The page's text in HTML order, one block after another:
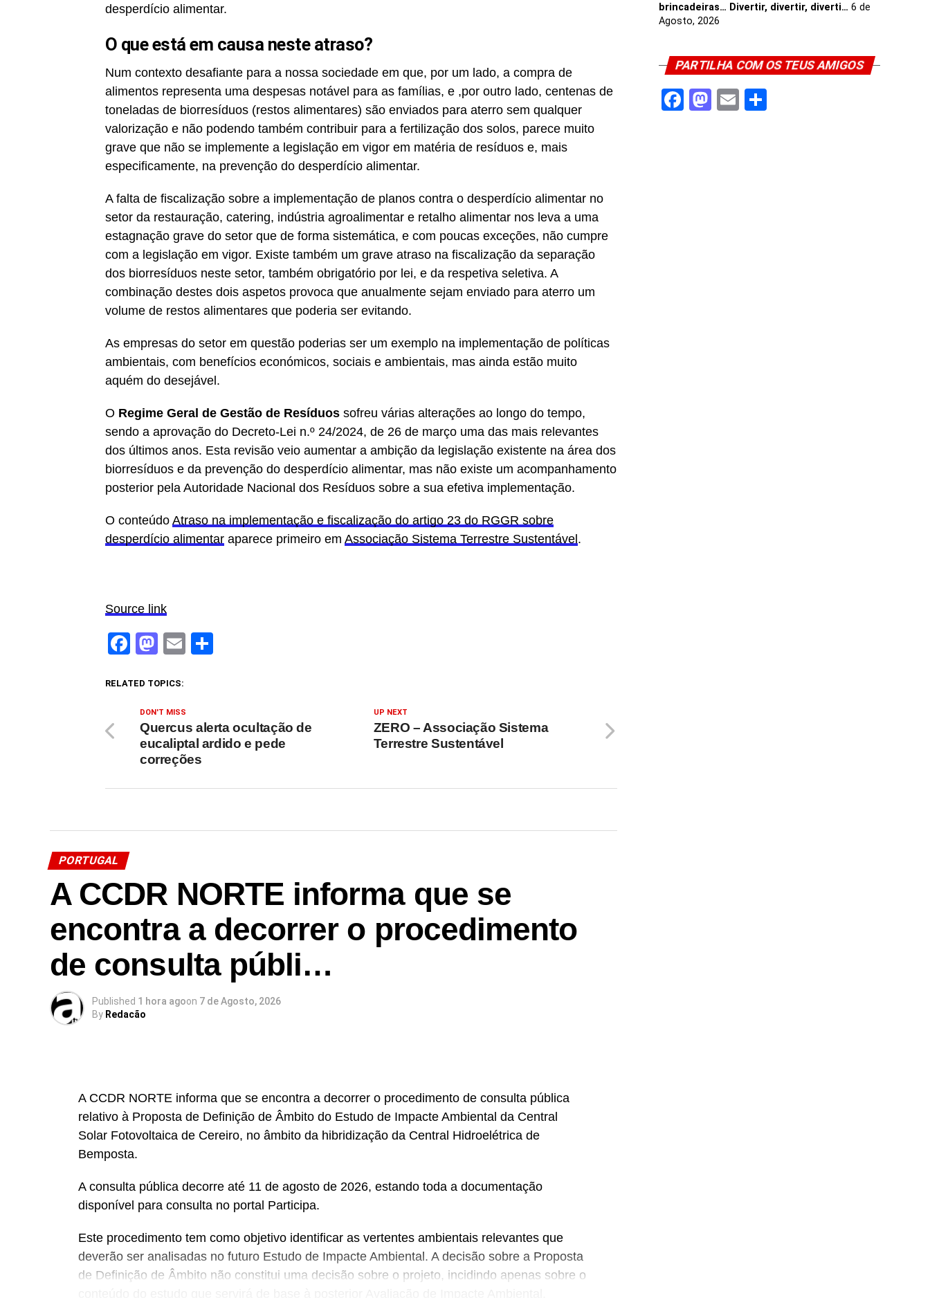
desperdício alimentar.
O que está em causa neste atraso?
Num contexto desafiante para a nossa sociedade em que, por um lado, a compra de
alimentos representa uma despesas notável para as famílias, e ,por outro lado, centenas de
toneladas de biorresíduos (restos alimentares) são enviados para aterro sem qualquer
valorização e não podendo também contribuir para a fertilização dos solos, parece muito
grave que não se implemente a legislação em vigor em matéria de resíduos e, mais
especificamente, na prevenção do desperdício alimentar.
A falta de fiscalização sobre a implementação de planos contra o desperdício alimentar no
setor da restauração, catering, indústria agroalimentar e retalho alimentar nos leva a uma
estagnação grave do setor que de forma sistemática, e com poucas exceções, não cumpre
com a legislação em vigor. Existe também um grave atraso na fiscalização da separação
dos biorresíduos neste setor, também obrigatório por lei, e da respetiva seletiva. A
combinação destes dois aspetos provoca que anualmente sejam enviado para aterro um
volume de restos alimentares que poderia ser evitando.
As empresas do setor em questão poderias ser um exemplo na implementação de políticas
ambientais, com benefícios económicos, sociais e ambientais, mas ainda estão muito
aquém do desejável.
O Regime Geral de Gestão de Resíduos sofreu várias alterações ao longo do tempo,
sendo a aprovação do Decreto-Lei n.º 24/2024, de 26 de março uma das mais relevantes
dos últimos anos. Esta revisão veio aumentar a ambição da legislação existente na área dos
biorresíduos e da prevenção do desperdício alimentar, mas não existe um acompanhamento
posterior pela Autoridade Nacional dos Resíduos sobre a sua efetiva implementação.
O conteúdo Atraso na implementação e fiscalização do artigo 23 do RGGR sobre
desperdício alimentar aparece primeiro em Associação Sistema Terrestre Sustentável .
Source link
Facebook
Mastodon
Email
RELATED TOPICS:
UP NEXT
ZERO – Associação Sistema
Terrestre Sustentável
DON'T MISS
Quercus alerta ocultação de
eucaliptal ardido e pede
correções
PORTUGAL
A CCDR NORTE informa que se
encontra a decorrer o procedimento
de consulta públi…
Published 1 hora agoon 7 de Agosto, 2026
By Redacão
A CCDR NORTE informa que se encontra a decorrer o procedimento de consulta pública
relativo à Proposta de Definição de Âmbito do Estudo de Impacte Ambiental da Central
Solar Fotovoltaica de Cereiro, no âmbito da hibridização da Central Hidroelétrica de
Bemposta.
A consulta pública decorre até 11 de agosto de 2026, estando toda a documentação
disponível para consulta no portal Participa.
Este procedimento tem como objetivo identificar as vertentes ambientais relevantes que
deverão ser analisadas no futuro Estudo de Impacte Ambiental. A decisão sobre a Proposta
de Definição de Âmbito não constitui uma decisão sobre o projeto, incidindo apenas sobre o
brincadeiras… Divertir, divertir, diverti… 6 de
Agosto, 2026
PARTILHA COM OS TEUS AMIGOS
Facebook
Mastodon
Email